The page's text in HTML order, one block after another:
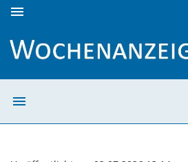
menu
menu